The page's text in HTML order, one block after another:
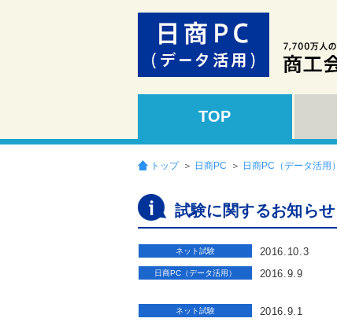
TOP
トップ ＞ 日商PC ＞ 日商PC（データ活用）
試験に関するお知らせ
ネット試験 2016.10.3
日商PC（データ活用） 2016.9.9
ネット試験 2016.9.1